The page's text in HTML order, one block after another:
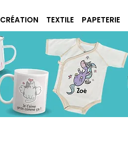
CRÉATION TEXTILE PAPETERIE